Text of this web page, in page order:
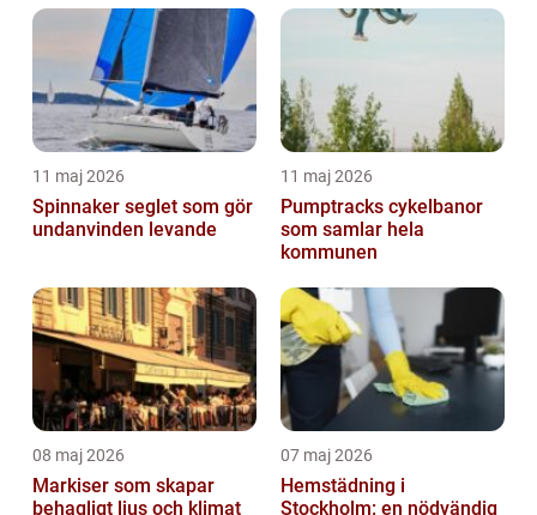
11 maj 2026
Spinnaker seglet som gör
undanvinden levande
11 maj 2026
Pumptracks cykelbanor
som samlar hela
kommunen
08 maj 2026
Markiser som skapar
behagligt ljus och klimat
07 maj 2026
Hemstädning i
Stockholm: en nödvändig